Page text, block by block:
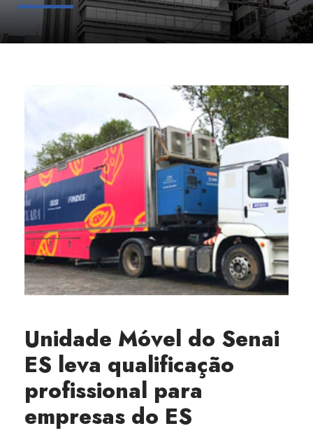
Unidade Móvel do Senai
ES leva qualificação
profissional para
empresas do ES